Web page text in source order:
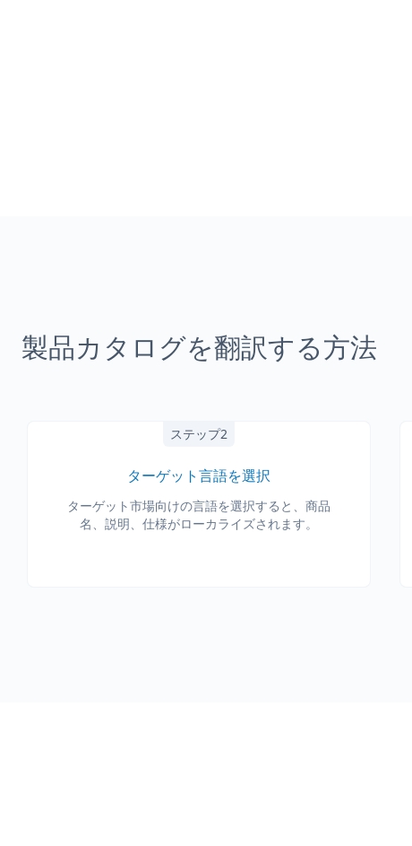
製品カタログを翻訳する方法
ステップ2
ターゲット言語を選択
ターゲット市場向けの言語を選択すると、商品
名、説明、仕様がローカライズされます。